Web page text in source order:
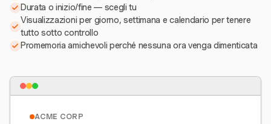
Durata o inizio/fine — scegli tu
Visualizzazioni per giorno, settimana e calendario per tenere
tutto sotto controllo
Promemoria amichevoli perché nessuna ora venga dimenticata
ACME CORP